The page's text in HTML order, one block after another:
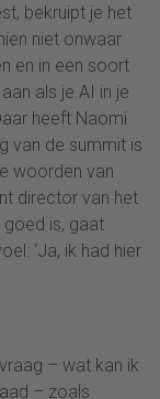
bekruipt je het
niet onwaar
en in een soort
als je AI in je
heeft Naomi
van de summit is
woorden van
director van het
goed is, gaat
‘Ja, ik had hier
– wat kan ik
– zoals